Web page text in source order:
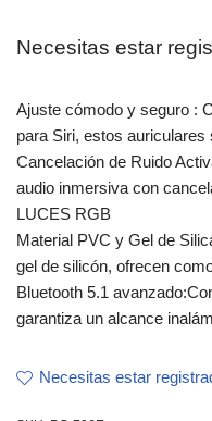
Necesitas estar
Ajuste cómodo y seguro :
para Siri, estos
Cancelación de Ruido
audio inmersiva con
LUCES RGB
Material PVC y Gel de
gel de silicón, ofrecen
Bluetooth 5.1
garantiza un alcance
Necesitas estar